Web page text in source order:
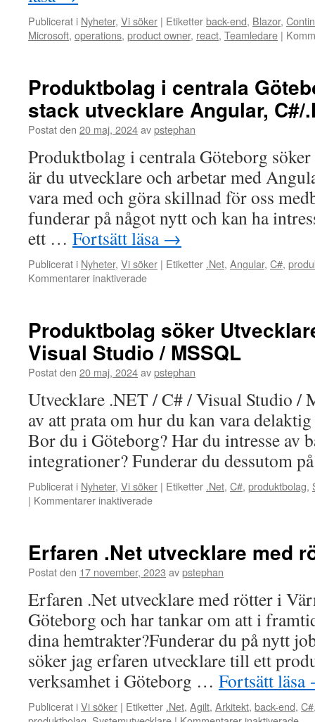
Publicerat i Nyheter, Vi söker | Etiketterback-end, Blazor,
Microsoft, operations, product owner, react, Teamledare |
Produktbolag i centrala
stack utvecklare Angular, C#/
Postat den 20 maj, 2024avpstephan
Produktbolag i centrala Göteborg
är du utvecklare och arbetar med
vara med och göra skillnad för oss
funderar på något nytt och kan ha
ett … Fortsätt läsa →
Publicerat i Nyheter, Vi söker | Etiketter .Net, Angular, C#,
Kommentarer inaktiveradeför
Göteborg
söker
full-
stack
Angular,
C#/.Net
Produktbolag söker
Visual Studio / MSSQL
Postat den 20 maj, 2024avpstephan
Utvecklare .NET / C# / Visual Studio /
av att prata om hur du kan vara
Bor du i Göteborg? Har du intresse av
integrationer? Funderar du dessutom
Publicerat i Nyheter, Vi söker | Etiketter .Net, C#, produktbolag,
| Kommentarer inaktiveradeför
.NET
/
/
Studio
/
MSSQL
Erfaren .Net utvecklare med
Postat den 17 november, 2023 avpstephan
Erfaren .Net utvecklare med rötter i
Göteborg och har tankar om att i
dina hemtrakter?Funderar du på nytt
söker jag erfaren utvecklare till ett
verksamhet i Göteborg … Fortsätt läsa
Publicerat iVi söker | Etiketter .Net, Agilt, Arkitekt, back-end, C#